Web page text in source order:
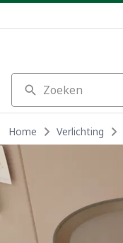
Zoeken
Home Verlichting